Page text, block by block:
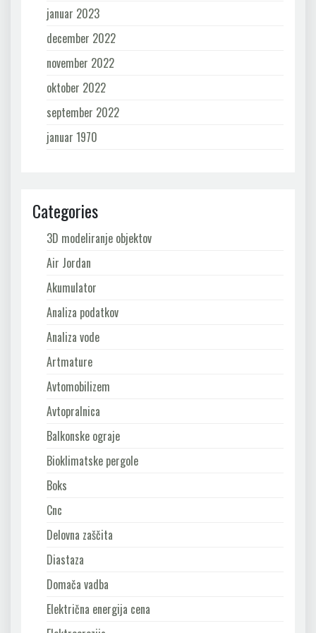
januar 2023
december 2022
november 2022
oktober 2022
september 2022
januar 1970
Categories
3D modeliranje objektov
Air Jordan
Akumulator
Analiza podatkov
Analiza vode
Artmature
Avtomobilizem
Avtopralnica
Balkonske ograje
Bioklimatske pergole
Boks
Cnc
Delovna zaščita
Diastaza
Domača vadba
Električna energija cena